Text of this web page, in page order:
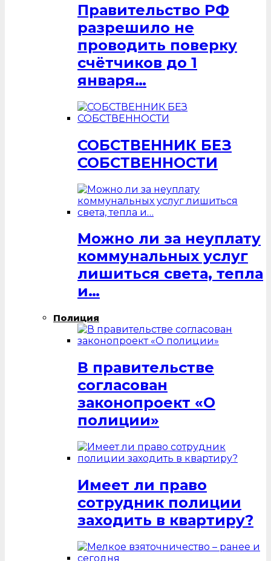
Правительство РФ
разрешило не
проводить поверку
счётчиков до 1
января…
СОБСТВЕННИК БЕЗ
СОБСТВЕННОСТИ
Можно ли за неуплату
коммунальных услуг
лишиться света, тепла
и…
Полиция
В правительстве
согласован
законопроект «О
полиции»
Имеет ли право
сотрудник полиции
заходить в квартиру?